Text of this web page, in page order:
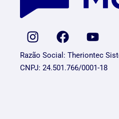
Razão Social: Theriontec
CNPJ: 24.501.766/0001-18